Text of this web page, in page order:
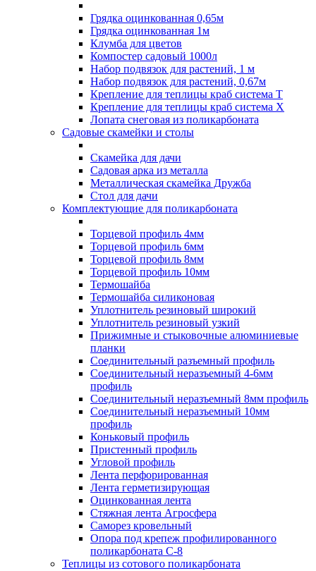
Грядка оцинкованная 0,65м
Грядка оцинкованная 1м
Клумба для цветов
Компостер садовый 1000л
Набор подвязок для растений, 1 м
Набор подвязок для растений, 0,67м
Крепление для теплицы краб система Т
Крепление для теплицы краб система Х
Лопата снеговая из поликарбоната
Садовые скамейки и столы
Скамейка для дачи
Садовая арка из металла
Металлическая скамейка Дружба
Стол для дачи
Комплектующие для поликарбоната
Торцевой профиль 4мм
Торцевой профиль 6мм
Торцевой профиль 8мм
Торцевой профиль 10мм
Термошайба
Термошайба силиконовая
Уплотнитель резиновый широкий
Уплотнитель резиновый узкий
Прижимные и стыковочные алюминиевые
планки
Соединительный разъемный профиль
Соединительный неразъемный 4-6мм
профиль
Соединительный неразъемный 8мм профиль
Соединительный неразъемный 10мм
профиль
Коньковый профиль
Пристенный профиль
Угловой профиль
Лента перфорированная
Лента герметизирующая
Оцинкованная лента
Стяжная лента Агросфера
Саморез кровельный
Опора под крепеж профилированного
поликарбоната С-8
Теплицы из сотового поликарбоната